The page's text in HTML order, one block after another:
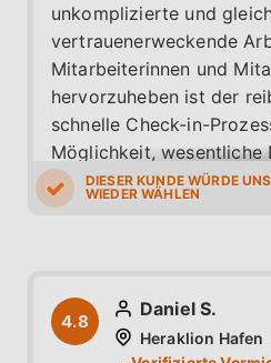
unkomplizierte und
vertrauenerweckende
Mitarbeiterinnen und
hervorzuheben ist der
schnelle Check-in-
Möglichkeit, wesentliche
Führerschein schon vorab
übermitteln, wird die
starten!
4.8
Daniel S.
Heraklion Hafen